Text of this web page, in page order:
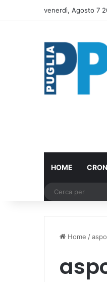
venerdì, Agosto 7
HOME
Home /